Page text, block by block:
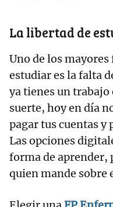
​La libertad de
​Uno de los
estudiar es la falta
ya tienes un
suerte, hoy en día
pagar tus cuentas y
Las opciones
forma de aprender,
quien mande sobre